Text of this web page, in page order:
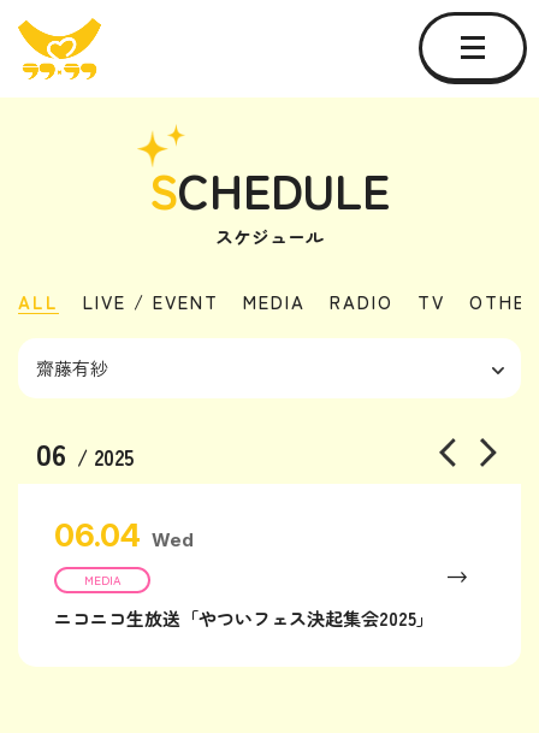
SCHEDULE
スケジュール
ALL LIVE / EVENT MEDIA RADIO TV OTHER
06 / 2025
06.04 Wed
MEDIA
ニコニコ生放送「やついフェス決起集会2025」